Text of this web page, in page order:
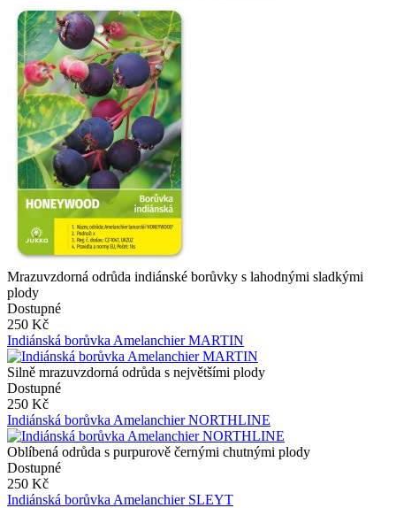
Mrazuvzdorná odrůda indiánské borůvky s lahodnými sladkými
plody
Dostupné
250 Kč
Indiánská borůvka Amelanchier MARTIN
Silně mrazuvzdorná odrůda s největšími plody
Dostupné
250 Kč
Indiánská borůvka Amelanchier NORTHLINE
Oblíbená odrůda s purpurově černými chutnými plody
Dostupné
250 Kč
Indiánská borůvka Amelanchier SLEYT